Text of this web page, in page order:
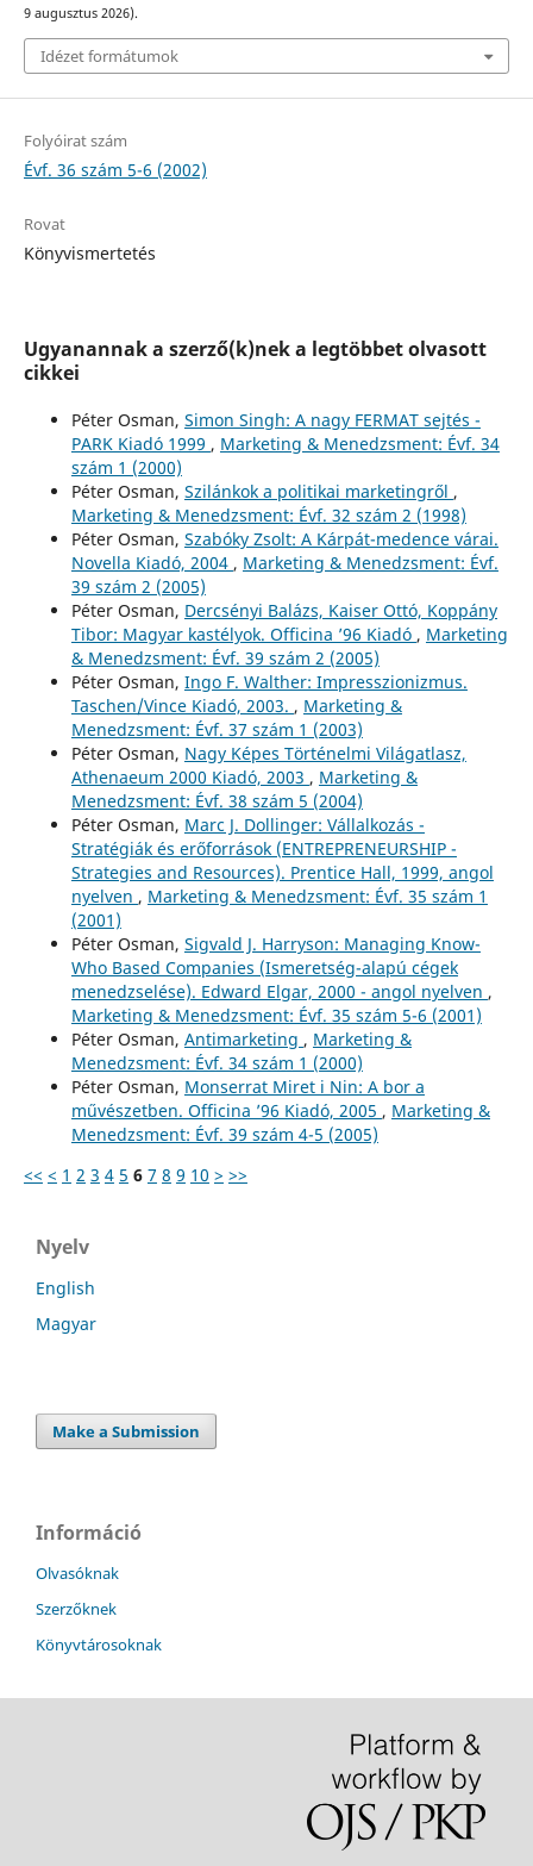
9 augusztus 2026).
Idézet formátumok
Folyóirat szám
Évf. 36 szám 5-6 (2002)
Rovat
Könyvismertetés
Ugyanannak a szerző(k)nek a legtöbbet olvasott
cikkei
Péter Osman, Simon Singh: A nagy FERMAT sejtés -
PARK Kiadó 1999 , Marketing & Menedzsment: Évf. 34
szám 1 (2000)
Péter Osman, Szilánkok a politikai marketingről ,
Marketing & Menedzsment: Évf. 32 szám 2 (1998)
Péter Osman, Szabóky Zsolt: A Kárpát-medence várai.
Novella Kiadó, 2004 , Marketing & Menedzsment: Évf.
39 szám 2 (2005)
Péter Osman, Dercsényi Balázs, Kaiser Ottó, Koppány
Tibor: Magyar kastélyok. Officina ’96 Kiadó , Marketing
& Menedzsment: Évf. 39 szám 2 (2005)
Péter Osman, Ingo F. Walther: Impresszionizmus.
Taschen/Vince Kiadó, 2003. , Marketing &
Menedzsment: Évf. 37 szám 1 (2003)
Péter Osman, Nagy Képes Történelmi Világatlasz,
Athenaeum 2000 Kiadó, 2003 , Marketing &
Menedzsment: Évf. 38 szám 5 (2004)
Péter Osman, Marc J. Dollinger: Vállalkozás -
Stratégiák és erőforrások (ENTREPRENEURSHIP -
Strategies and Resources). Prentice Hall, 1999, angol
nyelven , Marketing & Menedzsment: Évf. 35 szám 1
(2001)
Péter Osman, Sigvald J. Harryson: Managing Know-
Who Based Companies (Ismeretség-alapú cégek
menedzselése). Edward Elgar, 2000 - angol nyelven ,
Marketing & Menedzsment: Évf. 35 szám 5-6 (2001)
Péter Osman, Antimarketing , Marketing &
Menedzsment: Évf. 34 szám 1 (2000)
Péter Osman, Monserrat Miret i Nin: A bor a
művészetben. Officina ’96 Kiadó, 2005 , Marketing &
Menedzsment: Évf. 39 szám 4-5 (2005)
<< < 1 2 3 4 5 6 7 8 9 10 > >>
Nyelv
English
Magyar
Make a Submission
Információ
Olvasóknak
Szerzőknek
Könyvtárosoknak